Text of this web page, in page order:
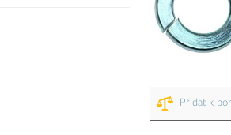
Přidat k